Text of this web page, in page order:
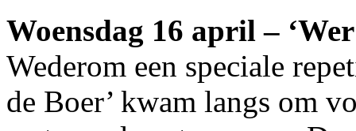
Woensdag 16 april –
Wederom een speciale
de Boer’ kwam langs om